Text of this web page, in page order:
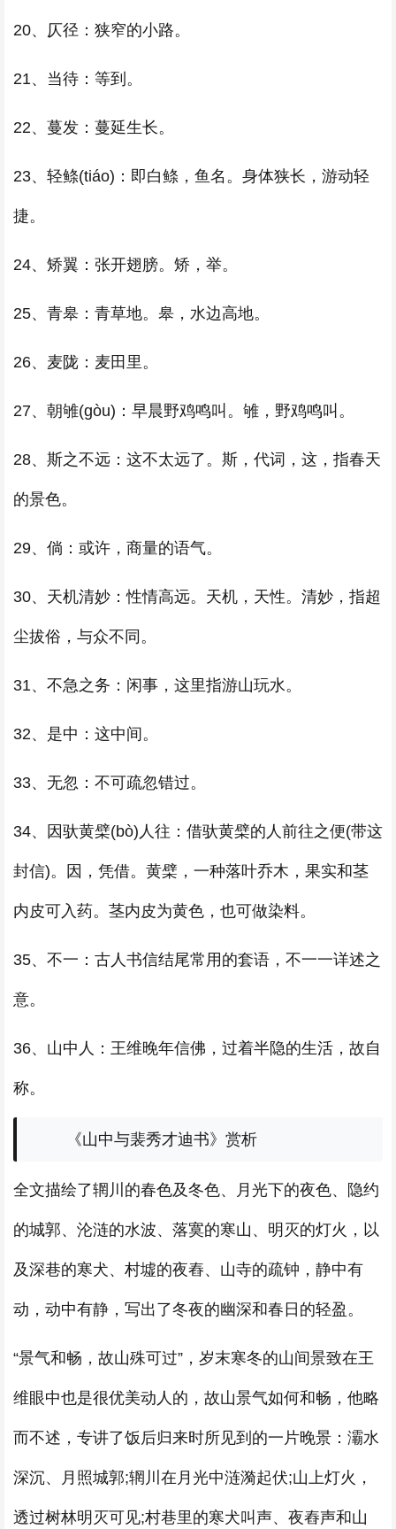
20、仄径：狭窄的小路。
21、当待：等到。
22、蔓发：蔓延生长。
23、轻鲦(tiáo)：即白鲦，鱼名。身体狭长，游动轻
捷。
24、矫翼：张开翅膀。矫，举。
25、青皋：青草地。皋，水边高地。
26、麦陇：麦田里。
27、朝雊(gòu)：早晨野鸡鸣叫。雊，野鸡鸣叫。
28、斯之不远：这不太远了。斯，代词，这，指春天
的景色。
29、倘：或许，商量的语气。
30、天机清妙：性情高远。天机，天性。清妙，指超
尘拔俗，与众不同。
31、不急之务：闲事，这里指游山玩水。
32、是中：这中间。
33、无忽：不可疏忽错过。
34、因驮黄檗(bò)人往：借驮黄檗的人前往之便(带这
封信)。因，凭借。黄檗，一种落叶乔木，果实和茎
内皮可入药。茎内皮为黄色，也可做染料。
35、不一：古人书信结尾常用的套语，不一一详述之
意。
36、山中人：王维晚年信佛，过着半隐的生活，故自
称。
《山中与裴秀才迪书》赏析
全文描绘了辋川的春色及冬色、月光下的夜色、隐约
的城郭、沦涟的水波、落寞的寒山、明灭的灯火，以
及深巷的寒犬、村墟的夜舂、山寺的疏钟，静中有
动，动中有静，写出了冬夜的幽深和春日的轻盈。
“景气和畅，故山殊可过”，岁末寒冬的山间景致在王
维眼中也是很优美动人的，故山景气如何和畅，他略
而不述，专讲了饭后归来时所见到的一片晚景：灞水
深沉、月照城郭;辋川在月光中涟漪起伏;山上灯火，
透过树林明灭可见;村巷里的寒犬叫声、夜舂声和山